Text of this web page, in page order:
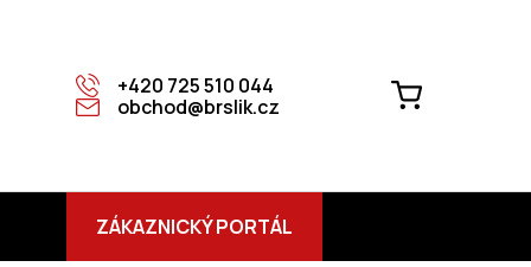
+420 725 510 044
obchod@brslik.cz
NÁKUPNÍ
ZÁKAZNICKÝ PORTÁL